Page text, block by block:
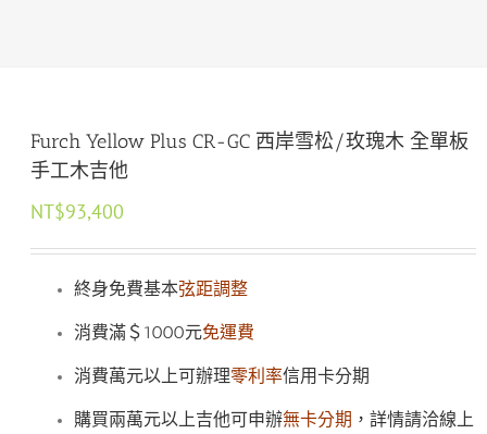
Furch Yellow Plus CR-GC 西岸雪松/玫瑰木 全單板
手工木吉他
NT$93,400
終身免費基本弦距調整
消費滿＄1000元免運費
消費萬元以上可辦理零利率信用卡分期
購買兩萬元以上吉他可申辦無卡分期 ，詳情請洽線上